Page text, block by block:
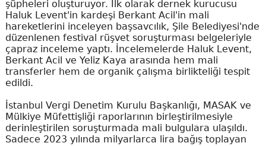
şüpheleri oluşturuyor. İlk olarak dernek kurucusu
Haluk Levent'in kardeşi Berkant Acil'in mali
hareketlerini inceleyen başsavcılık, Şile Belediyesi'nde
düzenlenen festival rüşvet soruşturması belgeleriyle
çapraz inceleme yaptı. İncelemelerde Haluk Levent,
Berkant Acil ve Yeliz Kaya arasında hem mali
transferler hem de organik çalışma birlikteliği tespit
edildi.
İstanbul Vergi Denetim Kurulu Başkanlığı, MASAK ve
Mülkiye Müfettişliği raporlarının birleştirilmesiyle
derinleştirilen soruşturmada mali bulgulara ulaşıldı.
Sadece 2023 yılında milyarlarca lira bağış toplayan